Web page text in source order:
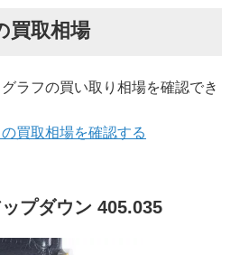
買取相場
ラフの買い取り相場を確認でき
買取相場を確認する
プダウン 405.035